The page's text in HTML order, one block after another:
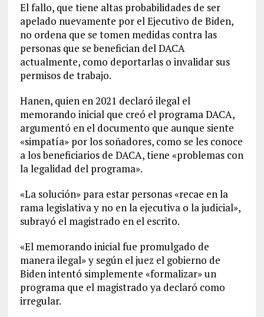
El fallo, que tiene altas probabilidades de ser
apelado nuevamente por el Ejecutivo de Biden,
no ordena que se tomen medidas contra las
personas que se benefician del DACA
actualmente, como deportarlas o invalidar sus
permisos de trabajo.
Hanen, quien en 2021 declaró ilegal el
memorando inicial que creó el programa DACA,
argumentó en el documento que aunque siente
«simpatía» por los soñadores, como se les conoce
a los beneficiarios de DACA, tiene «problemas con
la legalidad del programa».
«La solución» para estar personas «recae en la
rama legislativa y no en la ejecutiva o la judicial»,
subrayó el magistrado en el escrito.
«El memorando inicial fue promulgado de
manera ilegal» y según el juez el gobierno de
Biden intentó simplemente «formalizar» un
programa que el magistrado ya declaró como
irregular.